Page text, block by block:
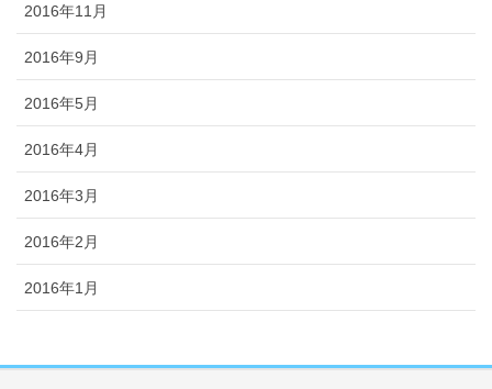
2016年11月
2016年9月
2016年5月
2016年4月
2016年3月
2016年2月
2016年1月